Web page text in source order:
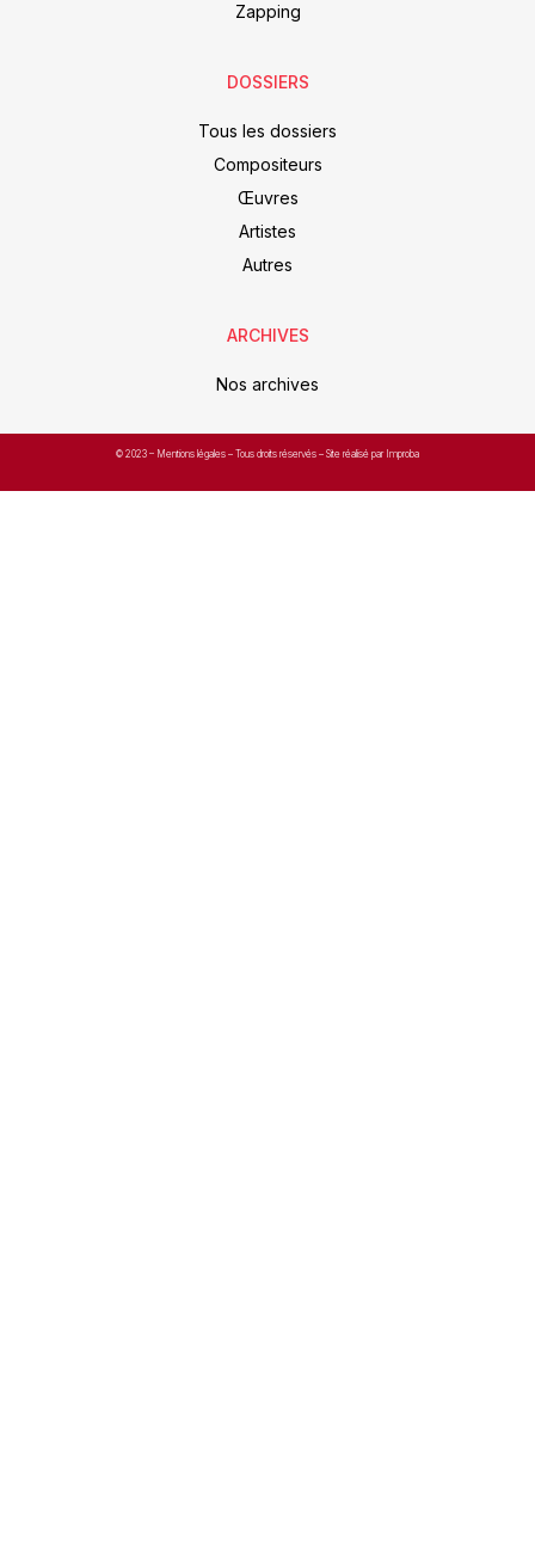
Zapping
DOSSIERS
Tous les dossiers
Compositeurs
Œuvres
Artistes
Autres
ARCHIVES
Nos archives
© 2023 – Mentions légales – Tous droits réservés – Site réalisé par Improba